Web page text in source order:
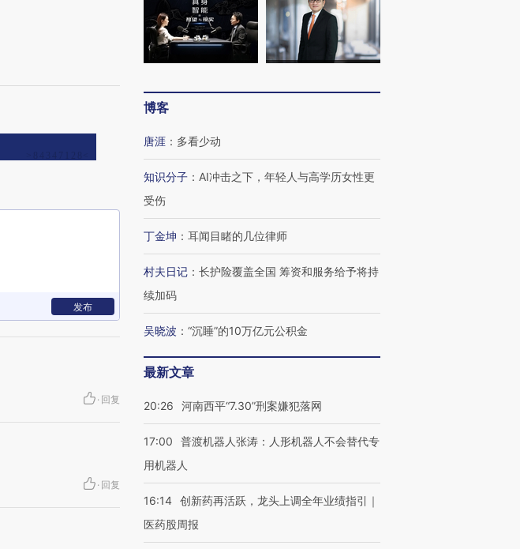
发布
· 回复
· 回复
博客
唐涯 ： 多看少动
知识分子 ： AI冲击之下，年轻人与高学历女性更
受伤
丁金坤 ： 耳闻目睹的几位律师
村夫日记 ： 长护险覆盖全国 筹资和服务给予将持
续加码
吴晓波 ： “沉睡”的10万亿元公积金
最新文章
20:26 河南西平“7.30”刑案嫌犯落网
17:00
普渡机器人张涛：人形机器人不会替代专
用机器人
16:14 创新药再活跃，龙头上调全年业绩指引｜
医药股周报